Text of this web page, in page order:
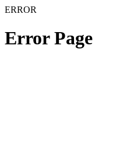
ERROR
Error Page